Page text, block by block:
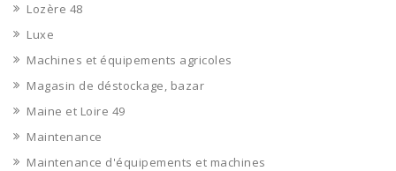
Lozère 48
Luxe
Machines et équipements agricoles
Magasin de déstockage, bazar
Maine et Loire 49
Maintenance
Maintenance d'équipements et machines